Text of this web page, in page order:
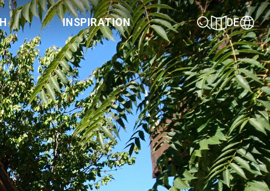
INSPIRATION DE